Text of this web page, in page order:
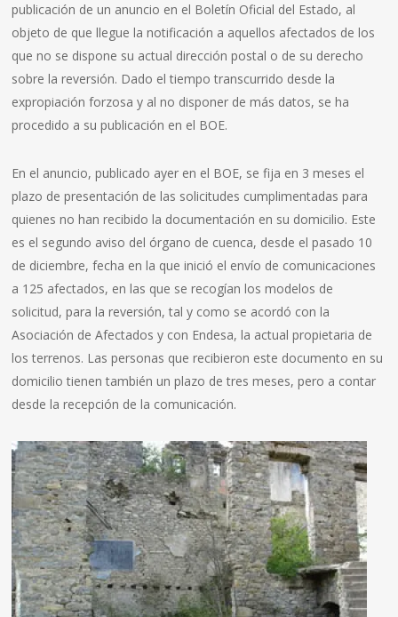
publicación de un anuncio en el Boletín Oficial del Estado, al
objeto de que llegue la notificación a aquellos afectados de los
que no se dispone su actual dirección postal o de su derecho
sobre la reversión. Dado el tiempo transcurrido desde la
expropiación forzosa y al no disponer de más datos, se ha
procedido a su publicación en el BOE.
En el anuncio, publicado ayer en el BOE, se fija en 3 meses el
plazo de presentación de las solicitudes cumplimentadas para
quienes no han recibido la documentación en su domicilio. Este
es el segundo aviso del órgano de cuenca, desde el pasado 10
de diciembre, fecha en la que inició el envío de comunicaciones
a 125 afectados, en las que se recogían los modelos de
solicitud, para la reversión, tal y como se acordó con la
Asociación de Afectados y con Endesa, la actual propietaria de
los terrenos. Las personas que recibieron este documento en su
domicilio tienen también un plazo de tres meses, pero a contar
desde la recepción de la comunicación.